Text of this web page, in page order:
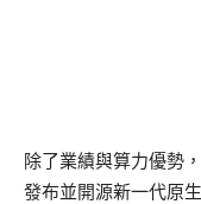
除了業績與算力優勢
發布並開源新一代原